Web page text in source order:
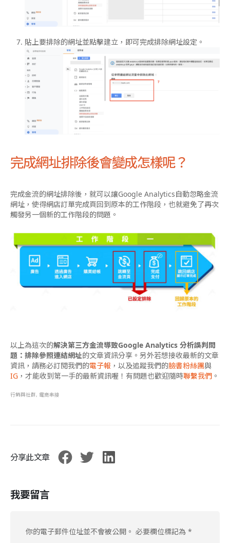
貼上要排除的網址並點擊建立，即可完成排除網址設定。
完成網址排除後會變成怎樣呢？
完成金流的網址排除後，就可以讓Google Analytics自動忽略金流
網址，使得網店訂單完成頁回到原本的工作階段，也就避免了再次
觸發另一個新的工作階段的問題。
以上為這次的解決第三方金流導致Google Analytics 分析誤判問
題：排除參照連結網址的文章資訊分享。另外若想接收最新的文章
資訊，請務必訂閱我們的電子報 ，以及追蹤我們的臉書粉絲團與
IG ，才能收到第一手的最新資訊喔！有問題也歡迎隨時聯繫我們 。
行銷與社群, 電商串接
分享此文章
我要留言
你的電子郵件位址並不會被公開。 必要欄位標記為 *